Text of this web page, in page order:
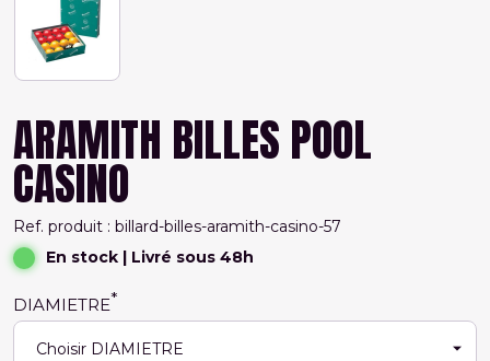
ARAMITH BILLES POOL
CASINO
Ref. produit : billard-billes-aramith-casino-57
En stock | Livré sous 48h
DIAMIETRE